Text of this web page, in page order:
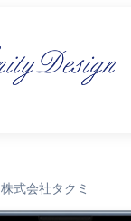
株式会社タクミ